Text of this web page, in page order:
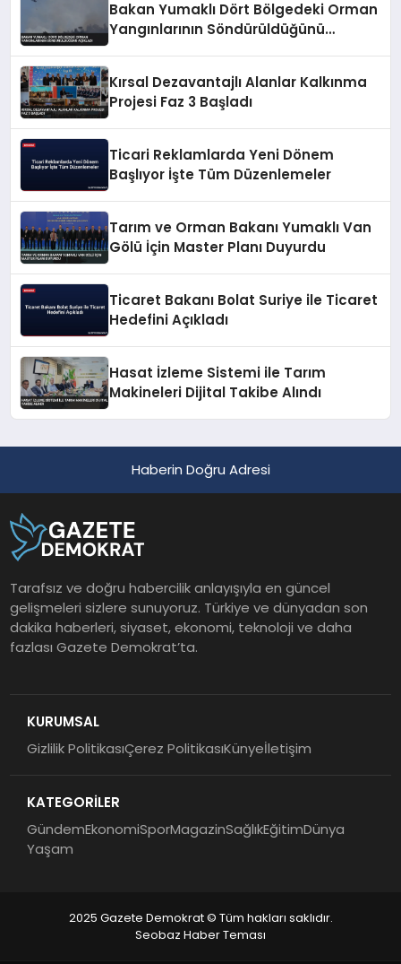
Bakan Yumaklı Dört Bölgedeki Orman
Yangınlarının Söndürüldüğünü
Kırsal Dezavantajlı Alanlar Kalkınma
Projesi Faz 3 Başladı
Ticari Reklamlarda Yeni Dönem
Başlıyor İşte Tüm Düzenlemeler
Tarım ve Orman Bakanı Yumaklı Van
Gölü İçin Master Planı Duyurdu
Ticaret Bakanı Bolat Suriye ile Ticaret
Hedefini Açıkladı
Hasat İzleme Sistemi ile Tarım
Makineleri Dijital Takibe Alındı
Haberin Doğru Adresi
Tarafsız ve doğru habercilik anlayışıyla en güncel
gelişmeleri sizlere sunuyoruz. Türkiye ve dünyadan son
dakika haberleri, siyaset, ekonomi, teknoloji ve daha
fazlası Gazete Demokrat’ta.
KURUMSAL
Gizlilik PolitikasıÇerez PolitikasıKünyeİletişim
KATEGORİLER
GündemEkonomiSporMagazinSağlıkEğitimDünya
Yaşam
2025 Gazete Demokrat © Tüm hakları saklıdır.
Seobaz Haber Teması